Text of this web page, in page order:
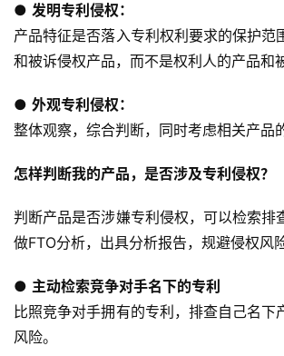
● 发明专利侵权：
产品特征是否落入专利权利要求的保护范
和被诉侵权产品，而不是权利人的产品和
● 外观专利侵权：
整体观察，综合判断，同时考虑相关产品
怎样判断我的产品，是否涉及专利侵权？
判断产品是否涉嫌专利侵权，可以检索排
做FTO分析，出具分析报告，规避侵权风险
● 主动检索竞争对手名下的专利
比照竞争对手拥有的专利，排查自己名下
风险。